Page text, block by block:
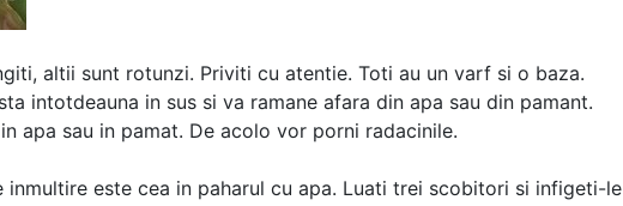
altii sunt rotunzi. Priviti cu atentie. Toti au un varf si o baza.
intotdeauna in sus si va ramane afara din apa sau din pamant.
apa sau in pamat. De acolo vor porni radacinile.
inmultire este cea in paharul cu apa. Luati trei scobitori si infigeti-le